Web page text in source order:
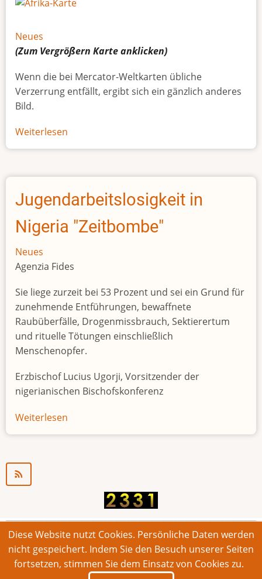
Neues
(Zum Vergrößern Karteanklicken)
Wenn die bei Mercator-Weltkarten übliche
Verzerrung entfällt, ergibt sich ein gänzlich anderes
Bild.
Weiterlesen
Afrikas
Größe
Jugendarbeitslosigkeit in
Nigeria "Zeitbombe"
Neues
Agenzia Fides
Sie liege zurzeit bei 53 Prozent und sei ein Grund für
zunehmende Entführungen, bewaffnete
Raubüberfälle, Drogenmissbrauch, Sektierertum
und rituelle Tötungen einschließlich
Menschenopfer.
Erzbischof Lucius Ugorji, Vorsitzender der
nigerianischen Bischofskonferenz
Weiterlesen
Jugendarbeitslosigkeit
© 2026 Bonner Aufruf. Alle Rechte vorbehalten.
Footer
Impressum Kontakt Intern
Diese Website nutzt Cookies. Persönliche Daten werden
nicht gespeichert. Indem Sie den Besuch unserer Seiten
fortsetzen, stimmen Sie dem Einsatz von Cookies zu.